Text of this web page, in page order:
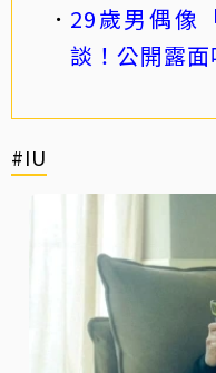
29歲男偶像
談！公開露
#IU